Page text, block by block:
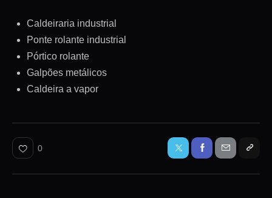
Caldeiraria industrial
Ponte rolante industrial
Pórtico rolante
Galpões metálicos
Caldeira a vapor
0